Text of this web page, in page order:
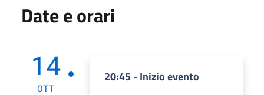
Date e orari
14
OTT
20:45 - Inizio evento